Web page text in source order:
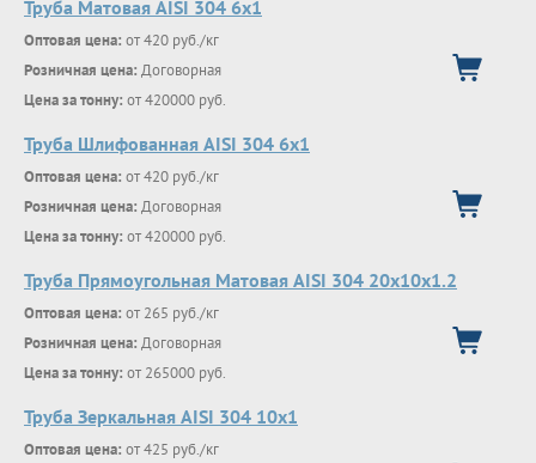
Труба Матовая AISI 304 6х1
Оптовая цена: от 420 руб./кг
Розничная цена: Договорная
Цена за тонну: от 420000 руб.
Труба Шлифованная AISI 304 6х1
Оптовая цена: от 420 руб./кг
Розничная цена: Договорная
Цена за тонну: от 420000 руб.
Труба Прямоугольная Матовая AISI 304 20х10х1.2
Оптовая цена: от 265 руб./кг
Розничная цена: Договорная
Цена за тонну: от 265000 руб.
Труба Зеркальная AISI 304 10х1
Оптовая цена: от 425 руб./кг